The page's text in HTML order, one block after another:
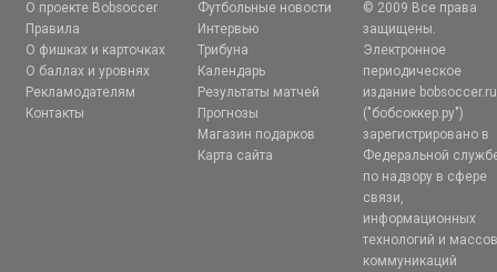
О проекте Bobsoccer
Правила
О фишках и карточках
О баллах и уровнях
Рекламодателям
Контакты
Футбольные новости
Интервью
Трибуна
Календарь
Результаты матчей
Прогнозы
Магазин подарков
Карта сайта
© 2009 Все права
защищены.
Электронное
периодическое
издание bobsoccer.ru
("бобсоккер.ру")
зарегистрировано в
Федеральной
по надзору в сфере
связи,
информационных
технологий и
коммуникаций